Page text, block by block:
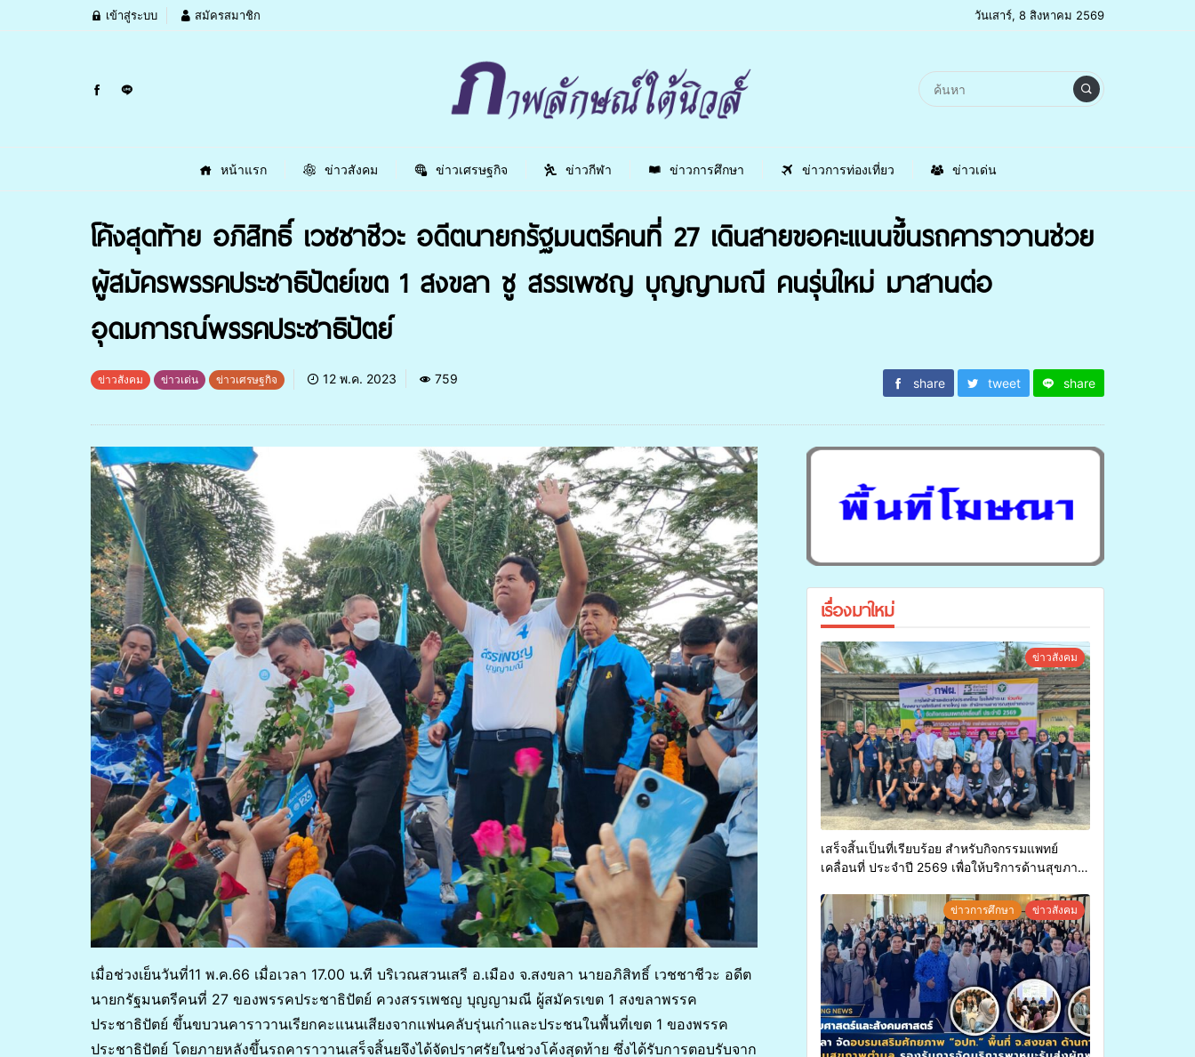
เข้าสู่ระบบ สมัครสมาชิก วันเสาร์, 8 สิงหาคม 2569
หน้าแรก ข่าวสังคม ข่าวเศรษฐกิจ ข่าวกีฬา ข่าวการศึกษา ข่าวการท่องเที่ยว ข่าวเด่น
โค้งสุดท้าย อภิสิทธิ์ เวชชาชีวะ อดีตนายกรัฐมนตรีคนที่ 27 เดินสายขอคะแนนขึ้นรถคาราวานช่วย
ผู้สมัครพรรคประชาธิปัตย์เขต 1 สงขลา ชู สรรเพชญ บุญญามณี คนรุ่นใหม่ มาสานต่อ
อุดมการณ์พรรคประชาธิปัตย์
ข่าวสังคม ข่าวเด่น ข่าวเศรษฐกิจ 12 พ.ค. 2023 759 share tweet share
เมื่อช่วงเย็นวันที่11 พ.ค.66 เมื่อเวลา 17.00 น.ที บริเวณสวนเสรี อ.เมือง จ.สงขลา นายอภิสิทธิ์ เวชชาชีวะ อดีต
นายกรัฐมนตรีคนที่ 27 ของพรรคประชาธิปัตย์ ควงสรรเพชญ บุญญามณี ผู้สมัครเขต 1 สงขลาพรรค
ประชาธิปัตย์ ขึ้นขบวนคาราวานเรียกคะแนนเสียงจากแฟนคลับรุ่นเก๋าและประชนในพื้นที่เขต 1 ของพรรค
ประชาธิปัตย์ โดยภายหลังขึ้นรถคาราวานเสร็จสิ้นยจึงได้จัดปราศรัยในช่วงโค้งสุดท้าย ซึ่งได้รับการตอบรับจาก
เรื่องมาใหม่
ข่าวสังคม
เสร็จสิ้นเป็นที่เรียบร้อย สำหรับกิจกรรมแพทย์
เคลื่อนที่ ประจำปี 2569 เพื่อให้บริการด้านสุขภาพ
ข่าวการศึกษา ข่าวสังคม